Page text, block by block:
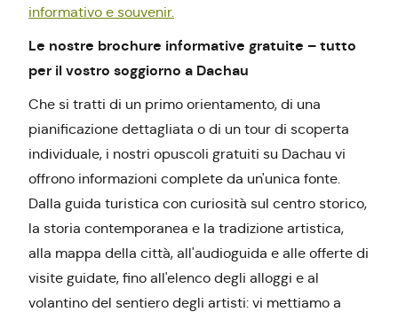
informativo e souvenir.
Le nostre brochure informative gratuite – tutto
per il vostro soggiorno a Dachau
Che si tratti di un primo orientamento, di una
pianificazione dettagliata o di un tour di scoperta
individuale, i nostri opuscoli gratuiti su Dachau vi
offrono informazioni complete da un'unica fonte.
Dalla guida turistica con curiosità sul centro storico,
la storia contemporanea e la tradizione artistica,
alla mappa della città, all'audioguida e alle offerte di
visite guidate, fino all'elenco degli alloggi e al
volantino del sentiero degli artisti: vi mettiamo a